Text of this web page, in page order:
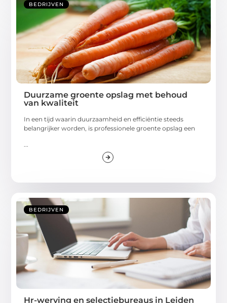
BEDRIJVEN
Duurzame groente opslag met behoud
van kwaliteit
In een tijd waarin duurzaamheid en efficiëntie steeds
belangrijker worden, is professionele groente opslag een
BEDRIJVEN
Hr-werving en selectiebureaus in Leiden